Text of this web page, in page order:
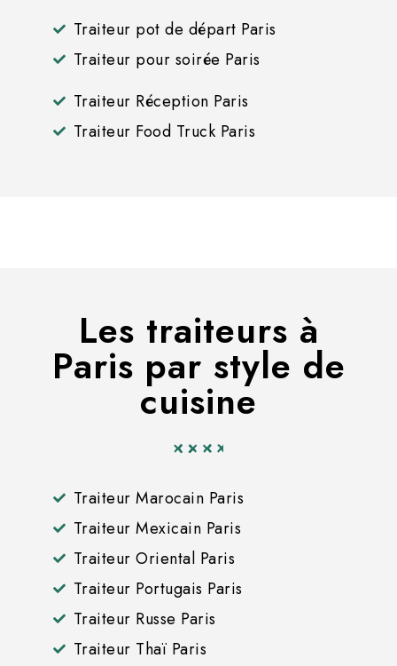
Traiteur pot de départ Paris
Traiteur pour soirée Paris
Traiteur Réception Paris
Traiteur Food Truck Paris
Les traiteurs à
Paris par style de
cuisine
Traiteur Marocain Paris
Traiteur Mexicain Paris
Traiteur Oriental Paris
Traiteur Portugais Paris
Traiteur Russe Paris
Traiteur Thaï Paris